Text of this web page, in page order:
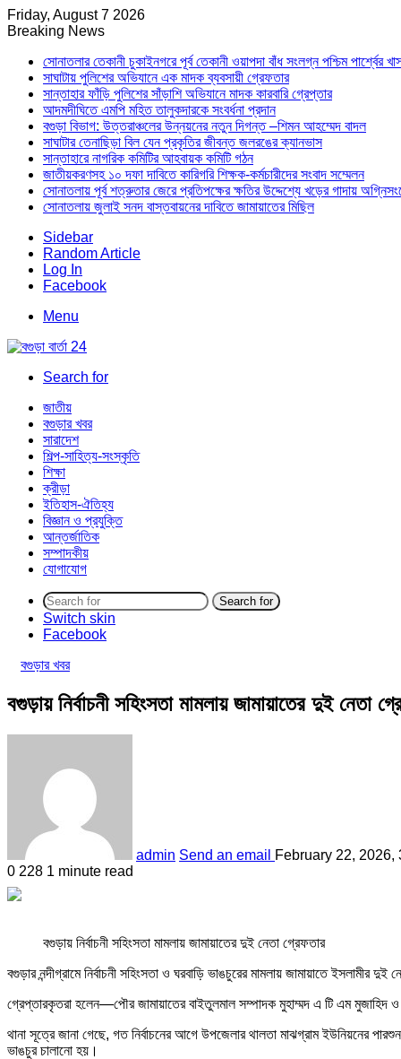
Friday, August 7 2026
Breaking News
সোনাতলার তেকানী চুকাইনগরে পূর্ব তেকানী ওয়াপদা বাঁধ সংলগ্ন পশ্চিম পার্শ্বের
সাঘাটায় পুলিশের অভিযানে এক মাদক ব্যবসায়ী গ্রেফতার
সান্তাহার ফাঁড়ি পুলিশের সাঁড়াশি অভিযানে মাদক কারবারি গ্রেপ্তার
আদমদীঘিতে এমপি মহিত তালুকদারকে সংবর্ধনা প্রদান
বগুড়া বিভাগ: উত্তরাঞ্চলের উন্নয়নের নতুন দিগন্ত –শিমন আহম্মেদ বাদল
সাঘাটার তেনাছিড়া বিল যেন প্রকৃতির জীবন্ত জলরঙের ক্যানভাস
সান্তাহারে নাগরিক কমিটির আহবায়ক কমিটি গঠন
জাতীয়করণসহ ১০ দফা দাবিতে কারিগরি শিক্ষক-কর্মচারীদের সংবাদ সম্মেলন
সোনাতলায় পূর্ব শত্রুতার জেরে প্রতিপক্ষের ক্ষতির উদ্দেশ্যে খড়ের গাদায়
সোনাতলায় জুলাই সনদ বাস্তবায়নের দাবিতে জামায়াতের মিছিল
Sidebar
Random Article
Log In
Facebook
Menu
Search for
জাতীয়
বগুড়ার খবর
সারাদেশ
শিল্প-সাহিত্য-সংস্কৃতি
শিক্ষা
ক্রীড়া
ইতিহাস-ঐতিহ্য
বিজ্ঞান ও প্রযুক্তি
আন্তর্জাতিক
সম্পাদকীয়
যোগাযোগ
Search for
Switch skin
Facebook
বগুড়ার খবর
বগুড়ায় নির্বাচনী সহিংসতা মামলায় জামায়াতের দুই নেতা
admin Send an email
February 22, 2026,
0 228 1 minute read
বগুড়ায় নির্বাচনী সহিংসতা মামলায় জামায়াতের দুই নেতা গ্রেফতার
বগুড়ার নন্দীগ্রামে নির্বাচনী সহিংসতা ও ঘরবাড়ি ভাঙচুরের মামলায় জামায়াতে
গ্রেপ্তারকৃতরা হলেন—পৌর জামায়াতের বাইতুলমাল সম্পাদক মুহাম্মদ এ টি এম মুজাহিদ
থানা সূত্রে জানা গেছে, গত নির্বাচনের আগে উপজেলার থালতা মাঝগ্রাম ইউনিয়নের
ভাঙচুর চালানো হয়।